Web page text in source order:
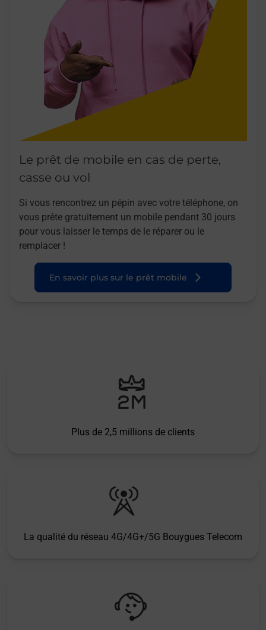
Le prêt de mobile en cas de perte,
casse ou vol
Si vous rencontrez un pépin avec votre téléphone, on
vous prête gratuitement un mobile pendant 30 jours
pour vous laisser le temps de le réparer ou le
remplacer !
En savoir plus sur le prêt mobile
Plus de 2,5 millions de clients
La qualité du réseau 4G/4G+/5G Bouygues Telecom